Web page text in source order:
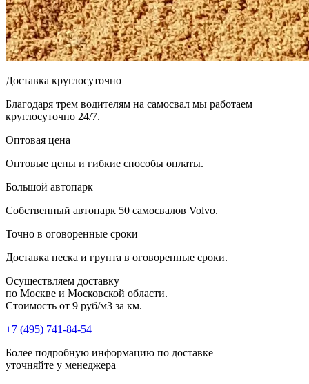
Доставка круглосуточно
Благодаря трем водителям на самосвал мы работаем
круглосуточно 24/7.
Оптовая цена
Оптовые цены и гибкие способы оплаты.
Большой автопарк
Собственный автопарк 50 самосвалов Volvo.
Точно в оговоренные сроки
Доставка песка и грунта в оговоренные сроки.
Осуществляем доставку
по Москве и Московской области.
Стоимость от 9 руб/м3 за км.
+7 (495) 741-84-54
Более подробную информацию по доставке
уточняйте у менеджера